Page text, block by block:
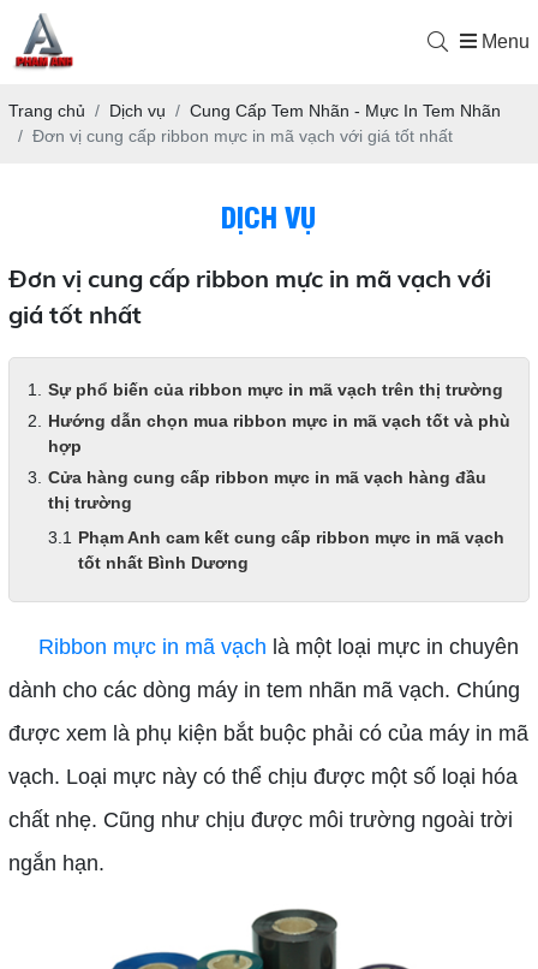
Menu
Trang chủ Dịch vụ
Cung Cấp Tem Nhãn - Mực In Tem Nhãn
Đơn vị cung cấp ribbon mực in mã vạch với giá tốt nhất
DỊCH VỤ
Đơn vị cung cấp ribbon mực in mã vạch với
giá tốt nhất
Sự phổ biến của ribbon mực in mã vạch trên thị trường
Hướng dẫn chọn mua ribbon mực in mã vạch tốt và phù
hợp
Cửa hàng cung cấp ribbon mực in mã vạch hàng đầu
thị trường
Phạm Anh cam kết cung cấp ribbon mực in mã vạch
tốt nhất Bình Dương
Ribbon mực in mã vạch là một loại mực in chuyên
dành cho các dòng máy in tem nhãn mã vạch. Chúng
được xem là phụ kiện bắt buộc phải có của máy in mã
vạch. Loại mực này có thể chịu được một số loại hóa
chất nhẹ. Cũng như chịu được môi trường ngoài trời
ngắn hạn.